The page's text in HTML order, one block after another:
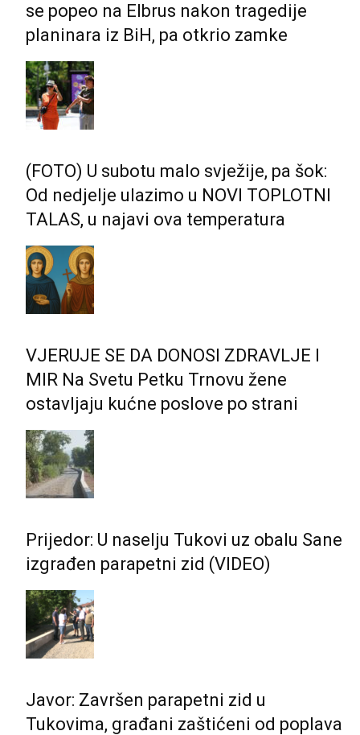
se popeo na Elbrus nakon tragedije
planinara iz BiH, pa otkrio zamke
(FOTO) U subotu malo svježije, pa šok:
Od nedjelje ulazimo u NOVI TOPLOTNI
TALAS, u najavi ova temperatura
VJERUJE SE DA DONOSI ZDRAVLJE I
MIR Na Svetu Petku Trnovu žene
ostavljaju kućne poslove po strani
Prijedor: U naselju Tukovi uz obalu Sane
izgrađen parapetni zid (VIDEO)
Javor: Završen parapetni zid u
Tukovima, građani zaštićeni od poplava